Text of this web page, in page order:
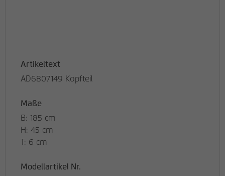
Artikeltext
AD6807149 Kopfteil
Maße
B: 185 cm
H: 45 cm
T: 6 cm
Modellartikel Nr.